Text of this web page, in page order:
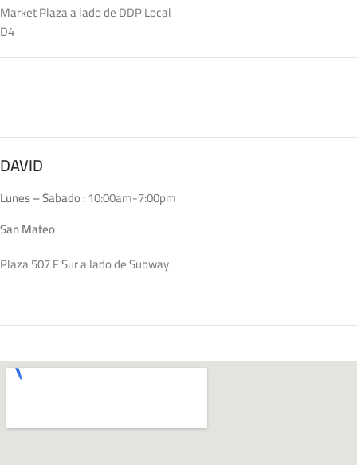
Market Plaza a lado de DDP Local
D4
DAVID
Lunes – Sabado :10:00am-7:00pm
San Mateo
Plaza 507 F Sur a lado de Subway